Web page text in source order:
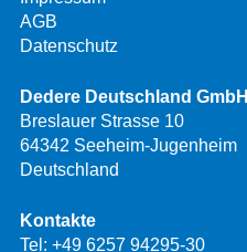
AGB
Datenschutz
Dedere Deutschland GmbH
Breslauer Strasse 10
64342 Seeheim-Jugenheim
Deutschland
Kontakte
Tel: +49 6257 94295-30